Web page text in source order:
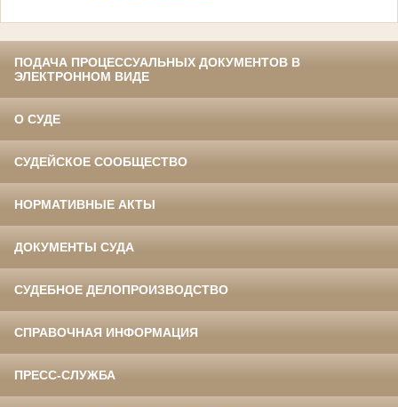
ПОДАЧА ПРОЦЕССУАЛЬНЫХ ДОКУМЕНТОВ В
ЭЛЕКТРОННОМ ВИДЕ
О СУДЕ
СУДЕЙСКОЕ СООБЩЕСТВО
НОРМАТИВНЫЕ АКТЫ
ДОКУМЕНТЫ СУДА
СУДЕБНОЕ ДЕЛОПРОИЗВОДСТВО
СПРАВОЧНАЯ ИНФОРМАЦИЯ
ПРЕСС-СЛУЖБА